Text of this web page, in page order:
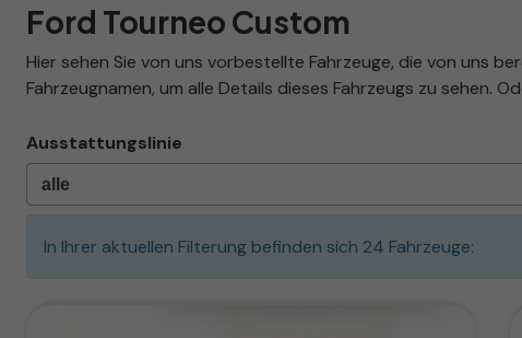
Ford Tourneo Custom
Hier sehen Sie von uns vorbestellte Fahrzeuge, die von uns
Fahrzeugnamen, um alle Details dieses Fahrzeugs zu sehen.
Ausstattungslinie
In Ihrer aktuellen Filterung befinden sich 24 Fahrzeuge: